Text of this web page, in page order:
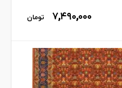
۷,۴۹۰,۰۰۰ تومان